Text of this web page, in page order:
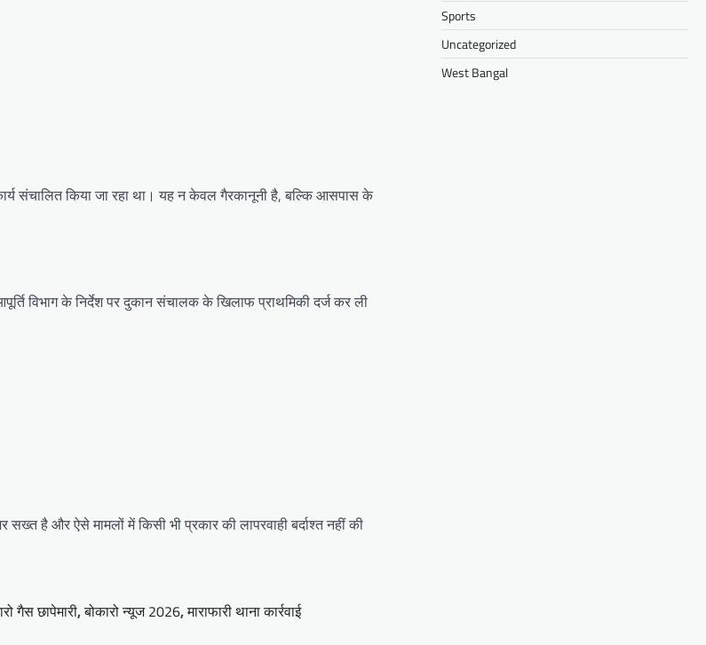
संचालित किया जा रहा था। यह न केवल गैरकानूनी है, बल्कि आसपास के
विभाग के निर्देश पर दुकान संचालक के खिलाफ प्राथमिकी दर्ज कर ली
है और ऐसे मामलों में किसी भी प्रकार की लापरवाही बर्दाश्त नहीं की
गैस छापेमारी,बोकारो न्यूज 2026,माराफारी थाना कार्रवाई
Sports
Uncategorized
West Bangal